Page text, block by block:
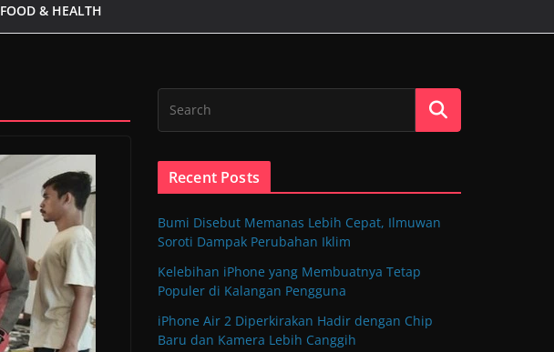
FOOD & HEALTH
Recent Posts
Bumi Disebut Memanas Lebih Cepat, Ilmuwan
Soroti Dampak Perubahan Iklim
Kelebihan iPhone yang Membuatnya Tetap
Populer di Kalangan Pengguna
iPhone Air 2 Diperkirakan Hadir dengan Chip
Baru dan Kamera Lebih Canggih